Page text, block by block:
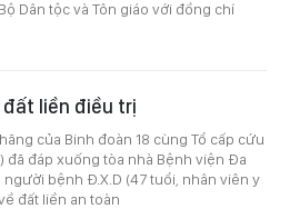
Dân tộc và Tôn giáo với đồng chí
liền điều trị
của Binh đoàn 18 cùng Tổ cấp cứu
đã đáp xuống tòa nhà Bệnh viện Đa
bệnh Đ.X.D (47 tuổi, nhân viên y
đất liền an toàn